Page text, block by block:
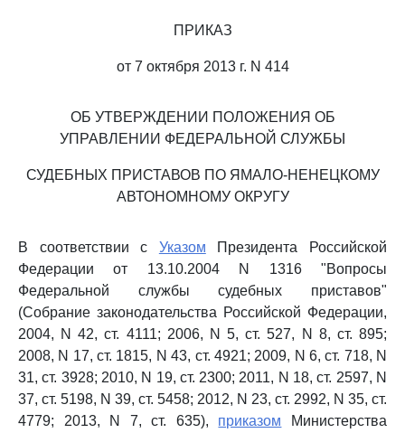
ПРИКАЗ
от 7 октября 2013 г. N 414
ОБ УТВЕРЖДЕНИИ ПОЛОЖЕНИЯ ОБ
УПРАВЛЕНИИ ФЕДЕРАЛЬНОЙ СЛУЖБЫ
СУДЕБНЫХ ПРИСТАВОВ ПО ЯМАЛО-НЕНЕЦКОМУ
АВТОНОМНОМУ ОКРУГУ
В соответствии с Указом Президента Российской
Федерации от 13.10.2004 N 1316 "Вопросы
Федеральной службы судебных приставов"
(Собрание законодательства Российской Федерации,
2004, N 42, ст. 4111; 2006, N 5, ст. 527, N 8, ст. 895;
2008, N 17, ст. 1815, N 43, ст. 4921; 2009, N 6, ст. 718, N
31, ст. 3928; 2010, N 19, ст. 2300; 2011, N 18, ст. 2597, N
37, ст. 5198, N 39, ст. 5458; 2012, N 23, ст. 2992, N 35, ст.
4779; 2013, N 7, ст. 635), приказом Министерства